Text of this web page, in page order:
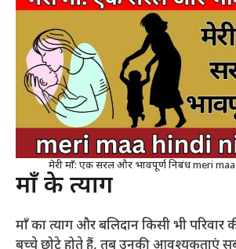
मेरी माँ: एक सरल और भावपूर्ण निबंध meri
माँ के त्याग
माँ का त्याग और बलिदान किसी भी परिवार